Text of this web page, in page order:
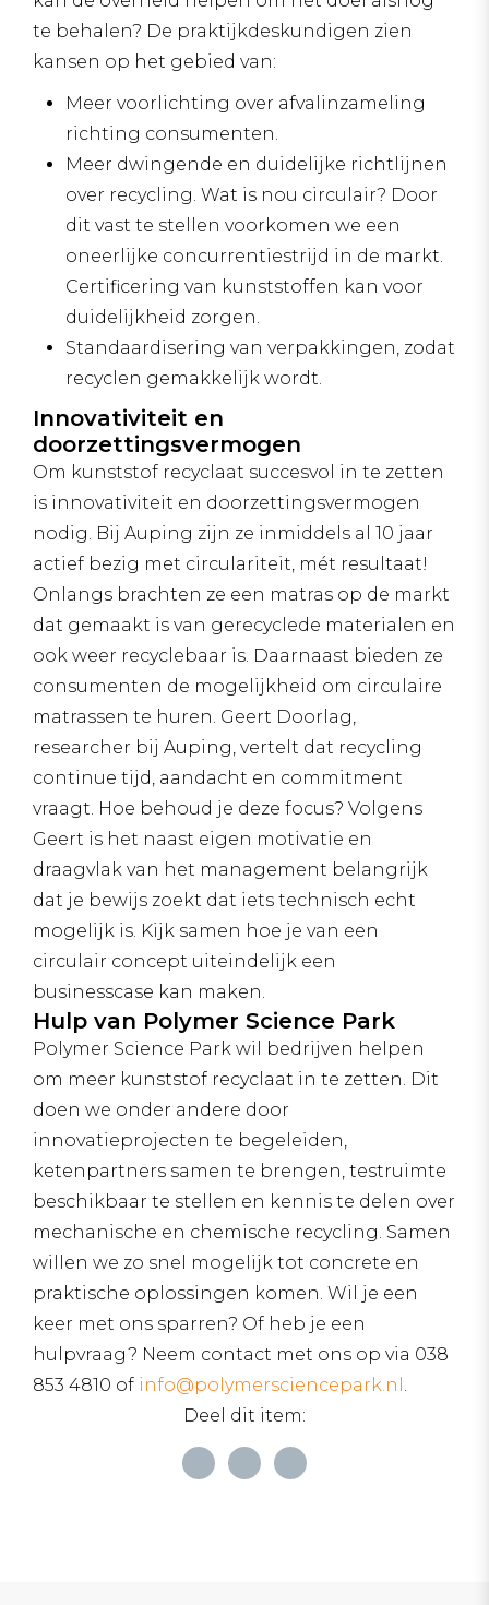
te behalen? De praktijkdeskundigen zien
kansen op het gebied van:
Meer voorlichting over afvalinzameling
richting consumenten.
Meer dwingende en duidelijke richtlijnen
over recycling. Wat is nou circulair? Door
dit vast te stellen voorkomen we een
oneerlijke concurrentiestrijd in de markt.
Certificering van kunststoffen kan voor
duidelijkheid zorgen.
Standaardisering van verpakkingen, zodat
recyclen gemakkelijk wordt.
Innovativiteit en
doorzettingsvermogen
Om kunststof recyclaat succesvol in te zetten
is innovativiteit en doorzettingsvermogen
nodig. Bij Auping zijn ze inmiddels al 10 jaar
actief bezig met circulariteit, mét resultaat!
Onlangs brachten ze een matras op de markt
dat gemaakt is van gerecyclede materialen en
ook weer recyclebaar is. Daarnaast bieden ze
consumenten de mogelijkheid om circulaire
matrassen te huren. Geert Doorlag,
researcher bij Auping, vertelt dat recycling
continue tijd, aandacht en commitment
vraagt. Hoe behoud je deze focus? Volgens
Geert is het naast eigen motivatie en
draagvlak van het management belangrijk
dat je bewijs zoekt dat iets technisch echt
mogelijk is. Kijk samen hoe je van een
circulair concept uiteindelijk een
businesscase kan maken.
Hulp van Polymer Science Park
Polymer Science Park wil bedrijven helpen
om meer kunststof recyclaat in te zetten. Dit
doen we onder andere door
innovatieprojecten te begeleiden,
ketenpartners samen te brengen, testruimte
beschikbaar te stellen en kennis te delen over
mechanische en chemische recycling. Samen
willen we zo snel mogelijk tot concrete en
praktische oplossingen komen. Wil je een
keer met ons sparren? Of heb je een
hulpvraag? Neem contact met ons op via 038
853 4810 of info@polymersciencepark.nl .
Deel dit item: